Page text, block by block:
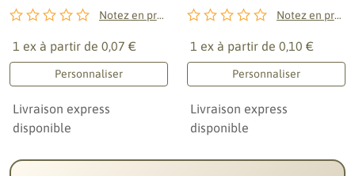
Notez en premier !
1 ex à partir de 0,07 €
Personnaliser
Livraison express
disponible
Notez en premier !
1 ex à partir de 0,10 €
Personnaliser
Livraison express
disponible